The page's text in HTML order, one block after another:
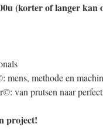
(korter of langer kan
mens, methode en
van prutsen naar
project!